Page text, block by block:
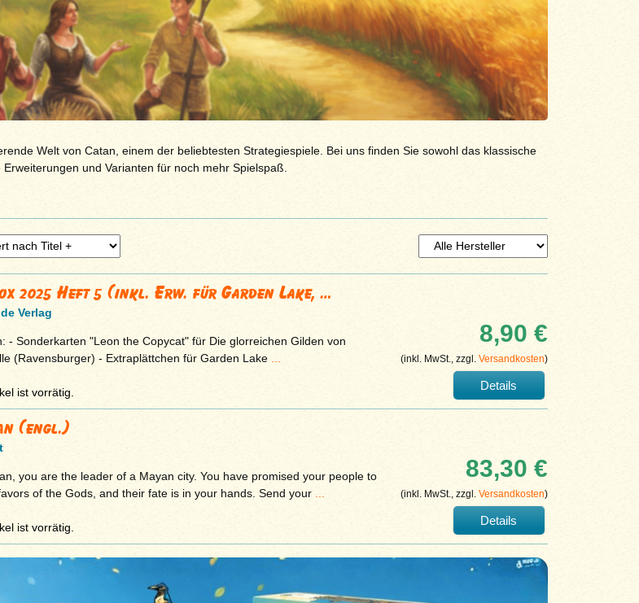
Welt von Catan, einem der beliebtesten Strategiespiele. Bei uns finden Sie sowohl das klassische
und Varianten für noch mehr Spielspaß.
2025 Heft 5 (inkl. Erw. für Garden Lake, …
Verlag
- Sonderkarten "Leon the Copycat" für Die glorreichen Gilden von
(Ravensburger) - Extraplättchen für Garden Lake
ist vorrätig.
8,90 €
(inkl. MwSt., zzgl. Versandkosten)
Details
(engl.)
you are the leader of a Mayan city. You have promised your people to
of the Gods, and their fate is in your hands. Send your
ist vorrätig.
83,30 €
(inkl. MwSt., zzgl. Versandkosten)
Details